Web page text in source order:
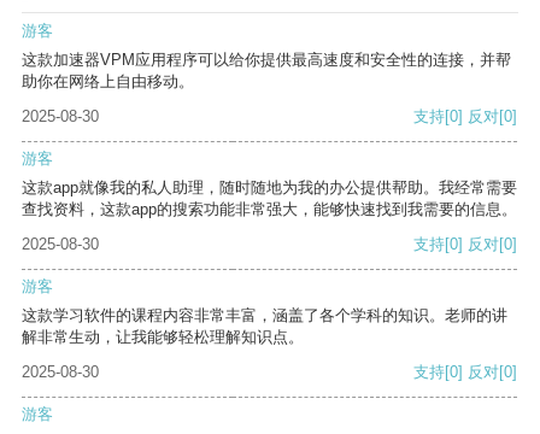
游客
这款加速器VPM应用程序可以给你提供最高速度和安全性的连接，并帮
助你在网络上自由移动。
2025-08-30
支持[0] 反对[0]
游客
这款app就像我的私人助理，随时随地为我的办公提供帮助。我经常需要
查找资料，这款app的搜索功能非常强大，能够快速找到我需要的信息。
2025-08-30
支持[0] 反对[0]
游客
这款学习软件的课程内容非常丰富，涵盖了各个学科的知识。老师的讲
解非常生动，让我能够轻松理解知识点。
2025-08-30
支持[0] 反对[0]
游客